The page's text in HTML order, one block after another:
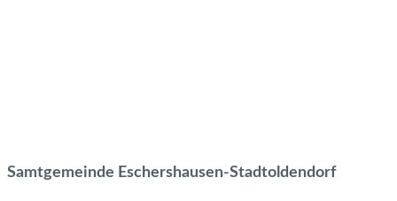
Samtgemeinde Eschershausen-Stadtoldendorf